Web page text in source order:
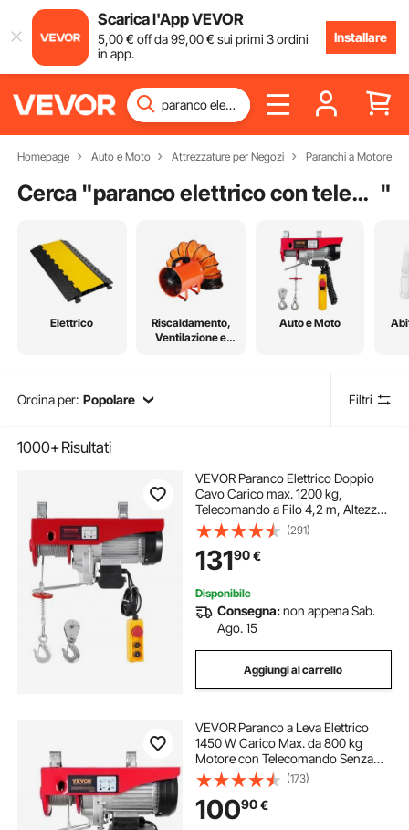
Scarica l'App VEVOR
5,00€ off da99,00€ sui primi 3 ordini
in app.
Installare
Homepage Auto e Moto Attrezzature per Negozi Paranchi a Motore
Cerca " paranco elettrico con telecomando "
Elettrico
Riscaldamento,
Ventilazione e
Auto e Moto
Ordina per: Popolare Filtri
1000+Risultati
VEVOR Paranco Elettrico Doppio
Cavo Carico max. 1200 kg,
Telecomando a Filo 4,2 m, Altezza
di Sollevamento Cavo Singolo 12 m,
Paranco Arresto di Emergenza,
Sollevatore per Garage, Magazzino,
Fabbrica
(291)
13190€
Disponibile
Consegna:non appena Sab.
Ago. 15
Aggiungi al carrello
VEVOR Paranco a Leva Elettrico
1450 W Carico Max. da 800 kg
Motore con Telecomando Senza
Filo Distanza da 10m, Paranco
Elettrico a Leva per Sollevamento
Carico Velocità 10 m/min Altezza
12m
(173)
10090€